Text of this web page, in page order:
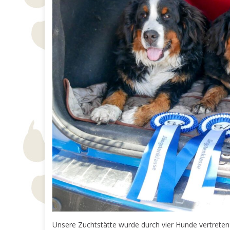
Unsere Zuchtstätte wurde durch vier Hunde